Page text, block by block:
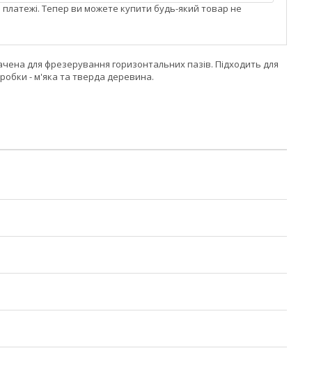
платежі. Тепер ви можете купити будь-який товар не
для фрезерування горизонтальних пазів. Підходить для
- м'яка та тверда деревина.